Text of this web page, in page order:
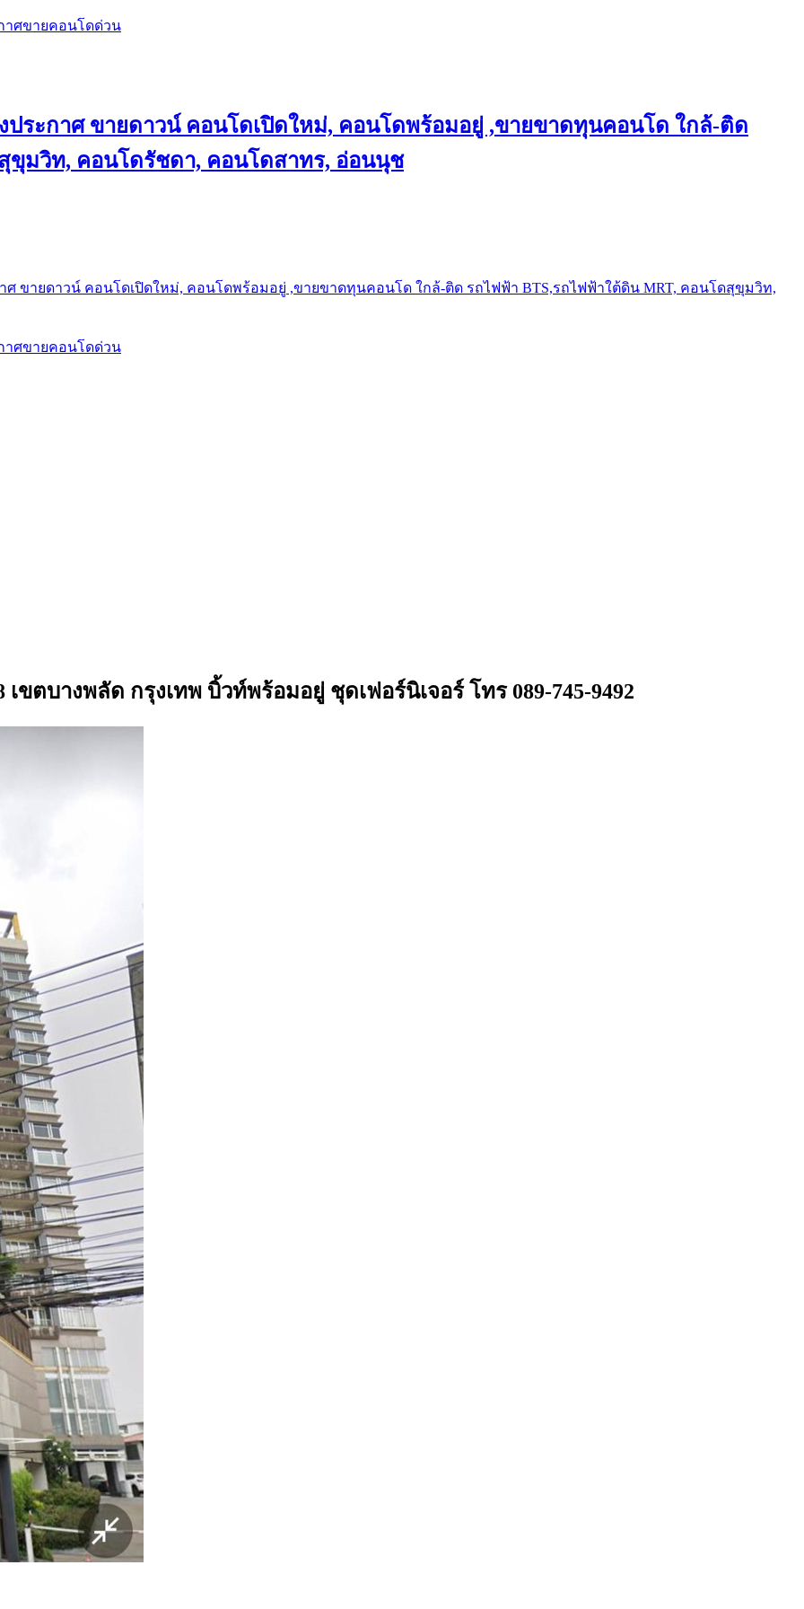
าศขายคอนโดด่วน
ประกาศ ขายดาวน์ คอนโดเปิดใหม่, คอนโดพร้อมอยู่ ,ขายขาดทุนคอนโด ใกล้-ติด
ขุมวิท, คอนโดรัชดา, คอนโดสาทร, อ่อนนุช
ศ ขายดาวน์ คอนโดเปิดใหม่, คอนโดพร้อมอยู่ ,ขายขาดทุนคอนโด ใกล้-ติด รถไฟฟ้า BTS,รถไฟฟ้าใต้ดิน MRT, คอนโดสุขุมวิท,
าศขายคอนโดด่วน
ตบางพลัด กรุงเทพ บิ้วท์พร้อมอยู่ ชุดเฟอร์นิเจอร์ โทร 089-745-9492